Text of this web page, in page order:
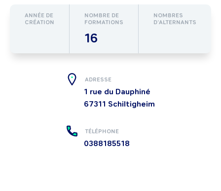
ANNÉE DE
CRÉATION
NOMBRE DE
FORMATIONS
16
NOMBRES
D’ALTERNANTS
ADRESSE
1 rue du Dauphiné
67311 Schiltigheim
TÉLÉPHONE
0388185518